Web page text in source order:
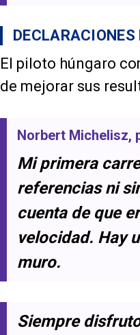
El piloto húngaro
de mejorar sus
Norbert Michelisz,
Mi primera
referencias ni
cuenta de que
velocidad. Hay
muro.
Siempre